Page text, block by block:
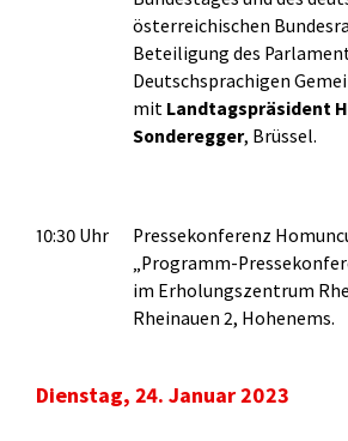
österreichischen
Beteiligung des
Deutschsprachigen
mit Landtagspräsident
Sonderegger, Brüssel.
10:30 Uhr
Pressekonferenz
„Programm-
im Erholungszentrum
Rheinauen 2, Hohenems.
Dienstag, 24. Januar 2023